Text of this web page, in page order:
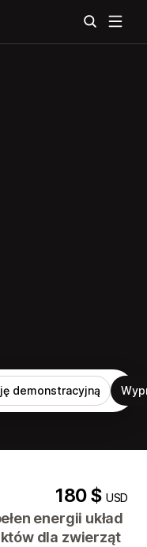
demonstracyjną
180 $USD
energii układ
dla zwierząt